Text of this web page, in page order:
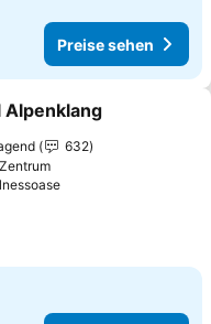
Preise sehen
hinzufügen
Alpenklang
632
Preise sehen